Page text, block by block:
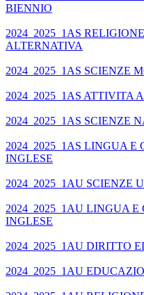
BIENNIO
2024_2025_1AS
ALTERNATIVA
2024_2025_1AS SCIENZE
2024_2025_1AS ATTIVITA
2024_2025_1AS SCIENZE
2024_2025_1AS LINGUA
INGLESE
2024_2025_1AU SCIENZE
2024_2025_1AU LINGUA
INGLESE
2024_2025_1AU DIRITTO
2024_2025_1AU